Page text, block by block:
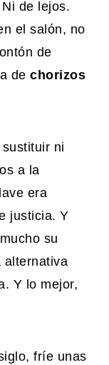
de lejos.
el salón, no
de
dechorizos
ni
a la
era
justicia. Y
su
alternativa
Y lo mejor,
fríe unas